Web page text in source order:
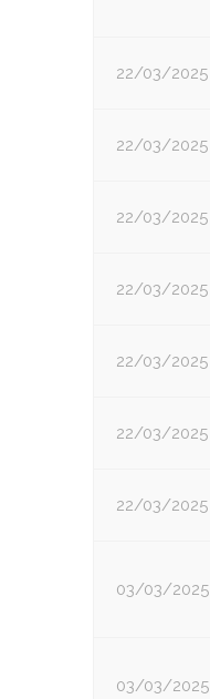
22/03/2025
22/03/2025
22/03/2025
22/03/2025
22/03/2025
22/03/2025
22/03/2025
03/03/2025
03/03/2025